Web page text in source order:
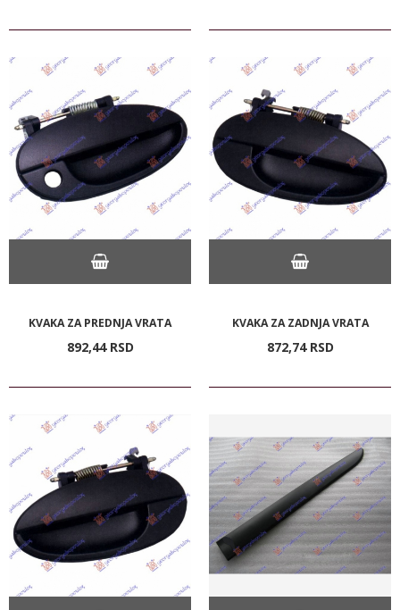
KVAKA ZA PREDNJA VRATA
892,44 RSD
KVAKA ZA ZADNJA VRATA
872,74 RSD